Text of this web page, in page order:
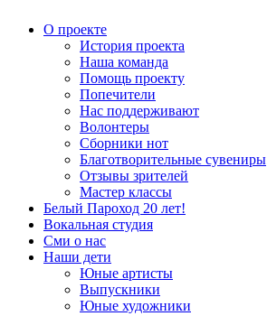
О проекте
История проекта
Наша команда
Помощь проекту
Попечители
Нас поддерживают
Волонтеры
Сборники нот
Благотворительные сувениры
Отзывы зрителей
Мастер классы
Белый Пароход 20 лет!
Вокальная студия
Сми о нас
Наши дети
Юные артисты
Выпускники
Юные художники